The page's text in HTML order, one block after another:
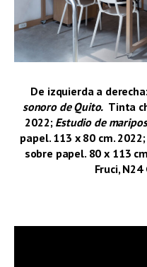
De izquierda a
sonoro de Quito. Tinta
2022; Estudio de
papel. 113 x 80 cm. 2022;
sobre papel. 80 x 113
Fruci,